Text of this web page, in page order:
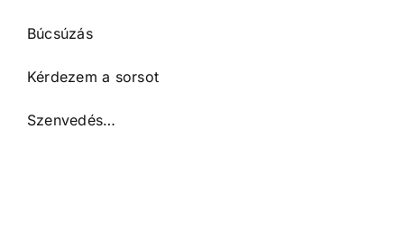
Búcsúzás
Kérdezem a sorsot
Szenvedés…